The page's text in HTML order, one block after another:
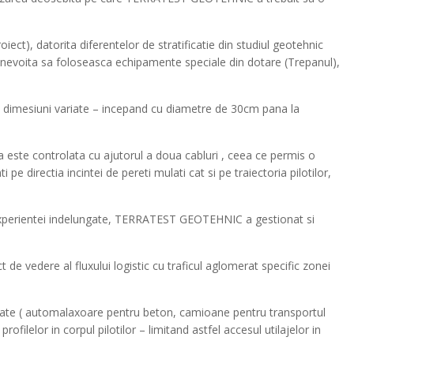
datorita diferentelor de stratificatie din studiul geotehnic
sa foloseasca echipamente speciale din dotare (Trepanul),
variate – incepand cu diametre de 30cm pana la
controlata cu ajutorul a doua cabluri , ceea ce permis o
directia incintei de pereti mulati cat si pe traiectoria pilotilor,
indelungate, TERRATEST GEOTEHNIC a gestionat si
vedere al fluxului logistic cu traficul aglomerat specific zonei
( automalaxoare pentru beton, camioane pentru transportul
in corpul pilotilor – limitand astfel accesul utilajelor in